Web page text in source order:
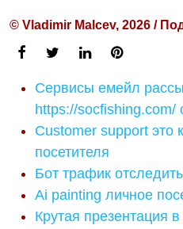
© Vladimir Malcev, 2026 /
Сервисы емейл
https://socfishing.com/
Customer support это
посетителя
Бот трафик
Ai painting личное
Крутая презентация